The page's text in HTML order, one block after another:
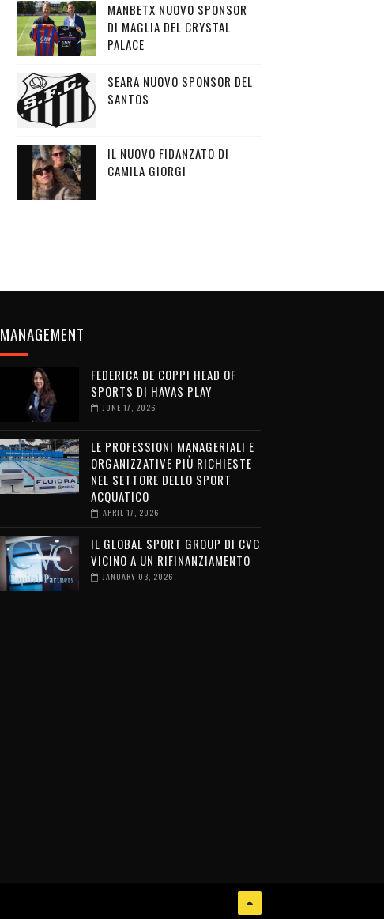
MANBETX NUOVO SPONSOR
DI MAGLIA DEL CRYSTAL
PALACE
SEARA NUOVO SPONSOR DEL
SANTOS
IL NUOVO FIDANZATO DI
CAMILA GIORGI
MANAGEMENT
FEDERICA DE COPPI HEAD OF
SPORTS DI HAVAS PLAY
JUNE 17, 2026
LE PROFESSIONI MANAGERIALI E
ORGANIZZATIVE PIÙ RICHIESTE
NEL SETTORE DELLO SPORT
ACQUATICO
APRIL 17, 2026
IL GLOBAL SPORT GROUP DI CVC
VICINO A UN RIFINANZIAMENTO
JANUARY 03, 2026